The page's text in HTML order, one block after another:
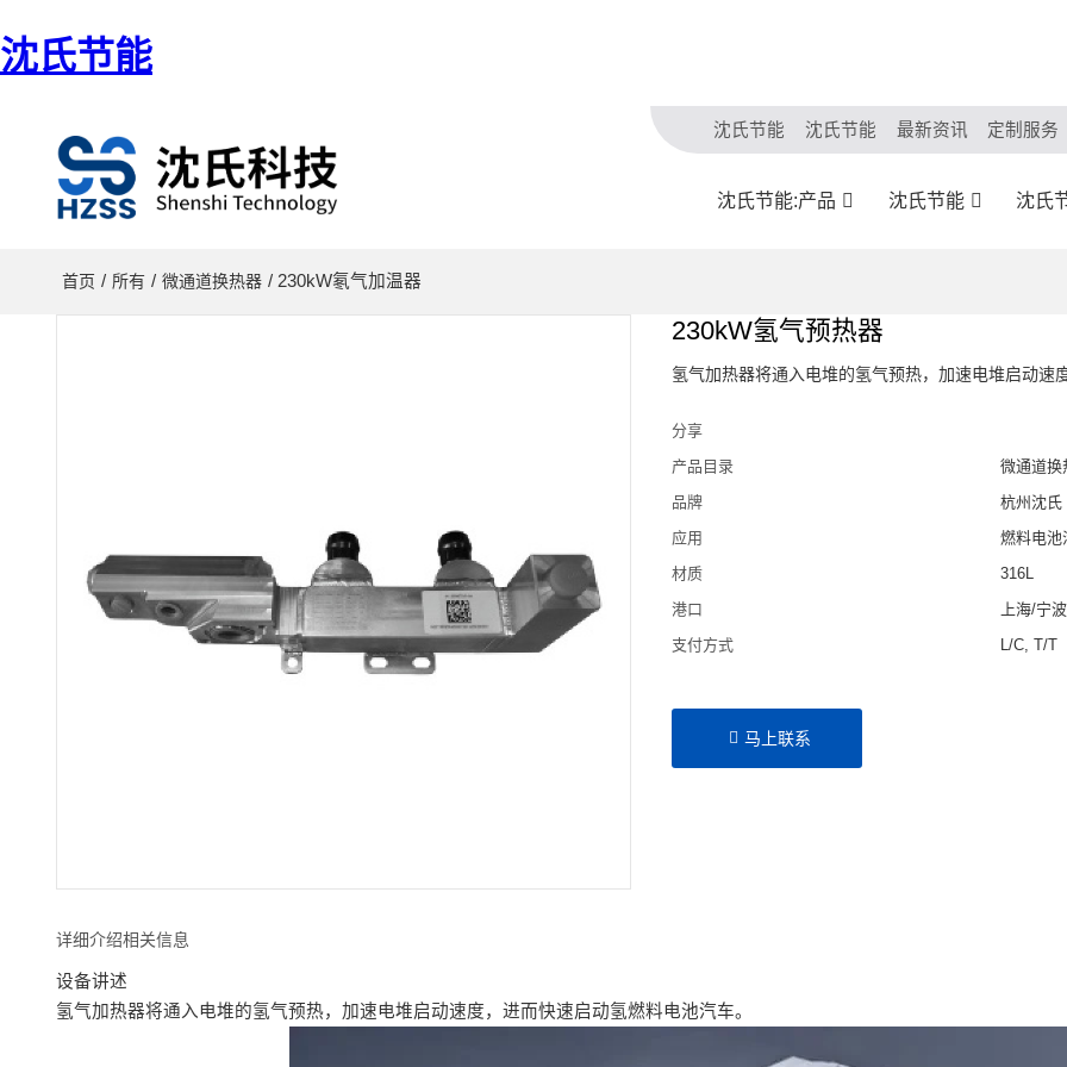
沈氏节能
沈氏节能 沈氏节能 最新资讯 定制服务
沈氏节能:产品 沈氏节能 沈氏
首页 / 所有 / 微通道换热器 / 230kW氡气加温器
230kW氢气预热器
氢气加热器将通入电堆的氢气预热，加速电堆启动速
分享
产品目录
微通道换
品牌
杭州沈氏
应用
燃料电池
材质
316L
港口
上海/宁波
支付方式
L/C, T/T
马上联系
详细介绍相关信息
设备讲述
氢气加热器将通入电堆的氢气预热，加速电堆启动速度，进而快速启动氢燃料电池汽车。